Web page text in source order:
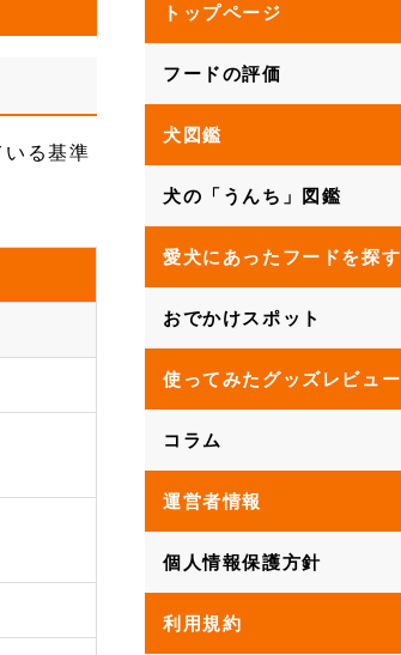
る基準
トップページ
フードの評価
犬図鑑
犬の「うんち」図鑑
愛犬にあったフードを探す
おでかけスポット
使ってみたグッズレビュー
コラム
運営者情報
個人情報保護方針
利用規約